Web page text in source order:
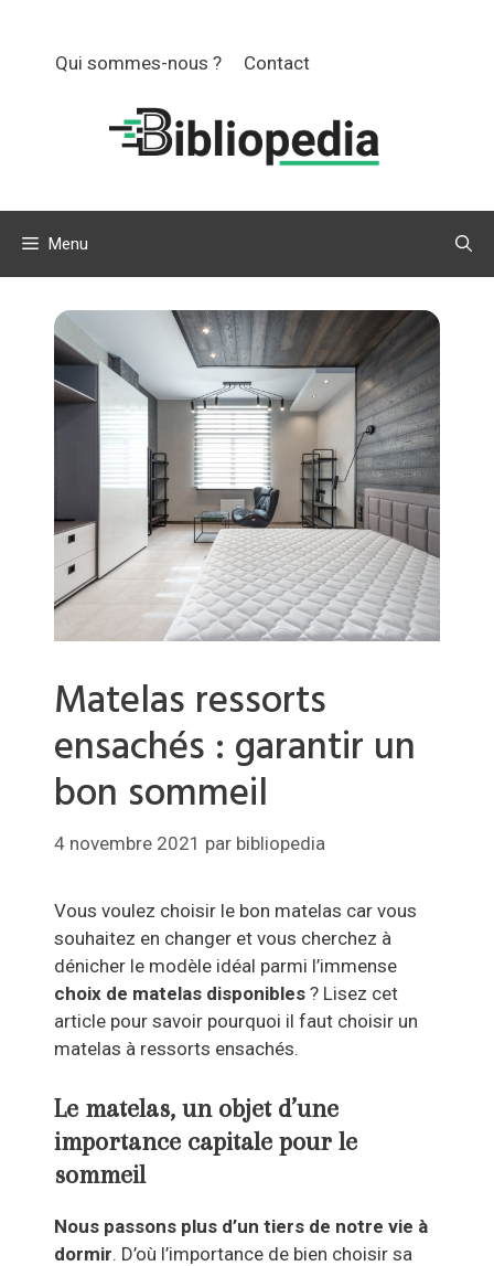
contenuQui sommes-nous ? Contact
Menu
Matelas ressorts
ensachés : garantir un
bon sommeil
4 novembre 2021 par bibliopedia
Vous voulez choisir le bon matelas car vous
souhaitez en changer et vous cherchez à
dénicher le modèle idéal parmi l’immense
choix de matelas disponibles ? Lisez cet
article pour savoir pourquoi il faut choisir un
matelas à ressorts ensachés.
Le matelas, un objet d’une
importance capitale pour le
sommeil
Nous passons plus d’un tiers de notre vie à
dormir. D’où l’importance de bien choisir sa